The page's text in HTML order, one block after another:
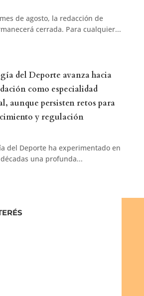
de agosto, la redacción de
cerrada. Para cualquier...
del Deporte avanza hacia
como especialidad
aunque persisten retos para
y regulación
del Deporte ha experimentado en
una profunda...